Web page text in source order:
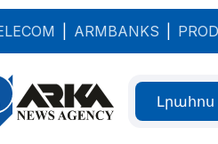
ARMBANKS
Լրահոս